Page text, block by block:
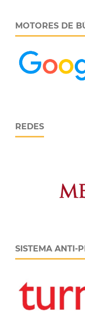
MOTORES DE
REDES
SISTEMA ANTI-